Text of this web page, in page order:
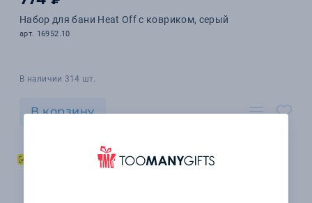
Набор для бани Heat Off с ковриком, серый
арт. 16952.10
В наличии 314 шт.
В корзину